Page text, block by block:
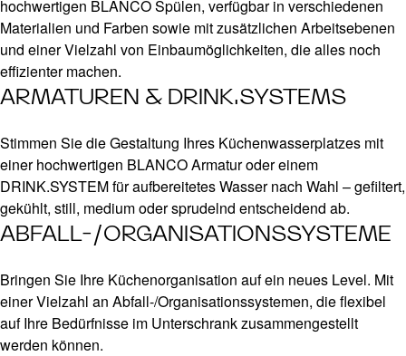
hochwertigen BLANCO Spülen, verfügbar in verschiedenen
Materialien und Farben sowie mit zusätzlichen Arbeitsebenen
und einer Vielzahl von Einbaumöglichkeiten, die alles noch
effizienter machen.
ARMATUREN & DRINK.SYSTEMS
Stimmen Sie die Gestaltung Ihres Küchenwasserplatzes mit
einer hochwertigen BLANCO Armatur oder einem
DRINK.SYSTEM für aufbereitetes Wasser nach Wahl – gefiltert,
gekühlt, still, medium oder sprudelnd entscheidend ab.
ABFALL-/ORGANISATIONSSYSTEME
Bringen Sie Ihre Küchenorganisation auf ein neues Level. Mit
einer Vielzahl an Abfall-/Organisationssystemen, die flexibel
auf Ihre Bedürfnisse im Unterschrank zusammengestellt
werden können.